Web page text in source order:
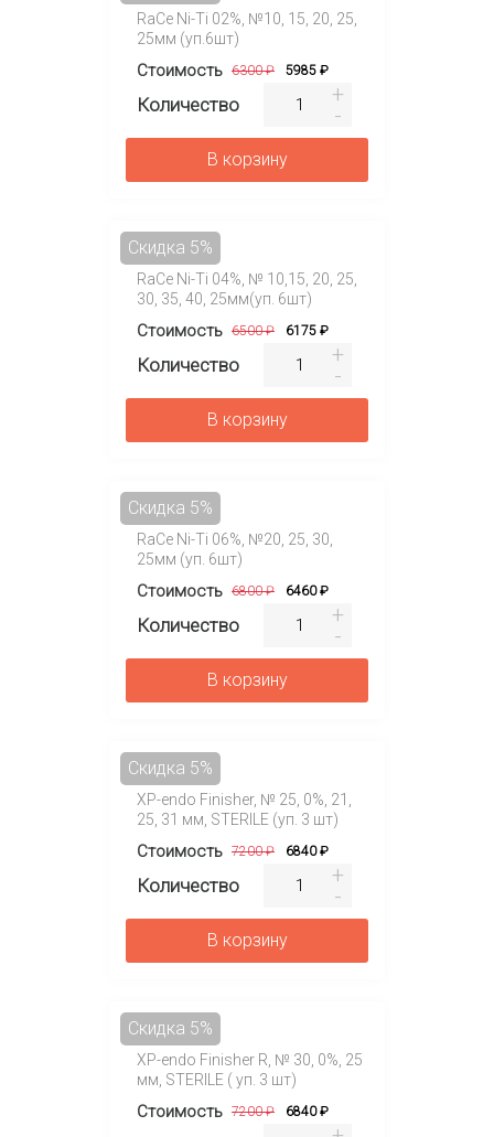
RaCe Ni-Ti 02%, №10, 15, 20, 25,
25мм (уп.6шт)
Стоимость 6300 ₽ 5985 ₽
Количество
В корзину
RaCe Ni-Ti 04%, № 10,15, 20, 25,
30, 35, 40, 25мм(уп. 6шт)
Стоимость
Скидка 5%
6500 ₽ 6175 ₽
Количество
В корзину
RaCe Ni-Ti 06%, №20, 25, 30,
25мм (уп. 6шт)
Стоимость
Скидка 5%
6800 ₽ 6460 ₽
Количество
В корзину
XP-endo Finisher, № 25, 0%, 21,
25, 31 мм, STERILE (уп. 3 шт)
Стоимость
Скидка 5%
7200 ₽ 6840 ₽
Количество
В корзину
XP-endo Finisher R, № 30, 0%, 25
мм, STERILE ( уп. 3 шт)
Стоимость
Скидка 5%
7200 ₽ 6840 ₽